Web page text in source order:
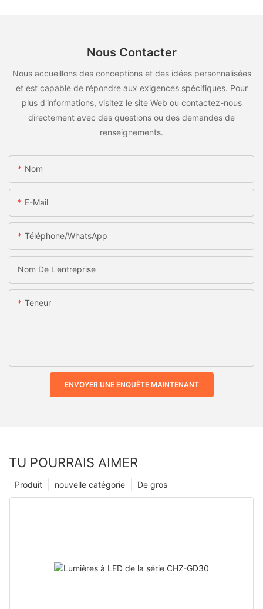
Nous Contacter
Nous accueillons des conceptions et des idées personnalisées
et est capable de répondre aux exigences spécifiques. Pour
plus d'informations, visitez le site Web ou contactez-nous
directement avec des questions ou des demandes de
renseignements.
Nom
E-Mail
Téléphone/WhatsApp
Nom De L'entreprise
Teneur
ENVOYER UNE ENQUÊTE MAINTENANT
TU POURRAIS AIMER
De gros
nouvelle catégorie
Produit